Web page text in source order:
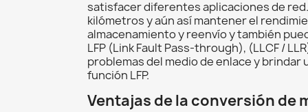
satisfacer diferentes aplicaciones de
kilómetros y aún así mantener el
almacenamiento y reenvío y también
LFP (Link Fault Pass-through), (LLCF /
problemas del medio de enlace y
función LFP.
Ventajas de la conversión de